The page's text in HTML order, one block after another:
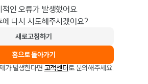
적인 오류가 발생했어요.
에 다시 시도해주시겠어요?
새로고침하기
홈으로 돌아가기
가 발생한다면 고객센터로 문의해주세요.